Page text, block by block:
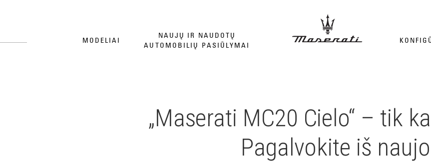
MODELIAI
NAUJŲ IR NAUDOTŲ
AUTOMOBILIŲ PASIŪLYMAI
„Maserati MC20 Cielo“ – tik
Pagalvokite iš naujo